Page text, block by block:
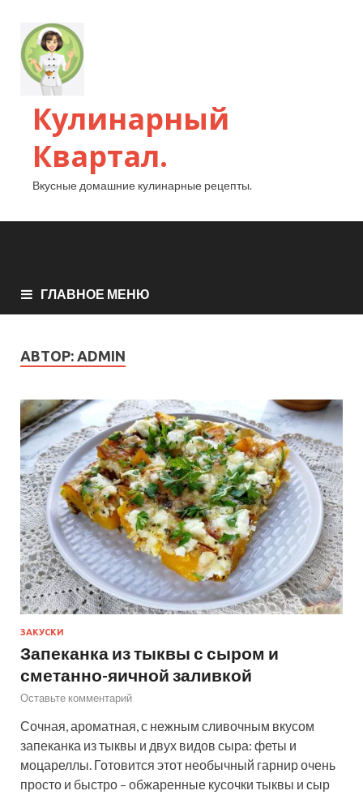
Кулинарный
Квартал.
Вкусные домашние кулинарные рецепты.
ГЛАВНОЕ МЕНЮ
АВТОР: ADMIN
ЗАКУСКИ
Запеканка из тыквы с сыром и
сметанно-яичной заливкой
Оставьте комментарий
Сочная, ароматная, с нежным сливочным вкусом
запеканка из тыквы и двух видов сыра: феты и
моцареллы. Готовится этот необычный гарнир очень
просто и быстро – обжаренные кусочки тыквы и сыр